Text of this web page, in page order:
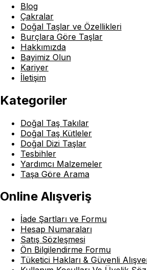
Blog
Çakralar
Doğal Taşlar ve Özellikleri
Burçlara Göre Taşlar
Hakkımızda
Bayimiz Olun
Kariyer
İletişim
Kategoriler
Doğal Taş Takılar
Doğal Taş Kütleler
Doğal Dizi Taşlar
Tesbihler
Yardımcı Malzemeler
Taşa Göre Arama
Online Alışveriş
İade Şartları ve Formu
Hesap Numaraları
Satış Sözleşmesi
Ön Bilgilendirme Formu
Tüketici Hakları & Güvenli